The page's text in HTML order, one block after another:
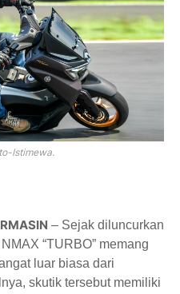
Istimewa.
– Sejak diluncurkan
“TURBO” memang
luar biasa dari
skutik tersebut memiliki